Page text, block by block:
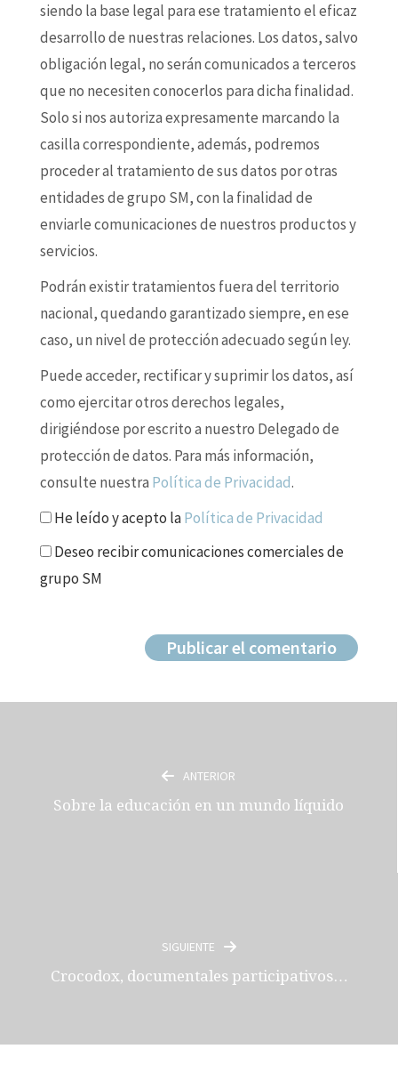
siendo la base legal para ese tratamiento el eficaz
desarrollo de nuestras relaciones. Los datos, salvo
obligación legal, no serán comunicados a terceros
que no necesiten conocerlos para dicha finalidad.
Solo si nos autoriza expresamente marcando la
casilla correspondiente, además, podremos
proceder al tratamiento de sus datos por otras
entidades de grupo SM, con la finalidad de
enviarle comunicaciones de nuestros productos y
servicios.
Podrán existir tratamientos fuera del territorio
nacional, quedando garantizado siempre, en ese
caso, un nivel de protección adecuado según ley.
Puede acceder, rectificar y suprimir los datos, así
como ejercitar otros derechos legales,
dirigiéndose por escrito a nuestro Delegado de
protección de datos. Para más información,
consulte nuestra Política de Privacidad.
He leído y acepto laPolítica de Privacidad
Deseo recibir comunicaciones comerciales de
grupo SM
ANTERIOR
Sobre la educación en un mundo líquido
SIGUIENTE
Crocodox, documentales participativos…